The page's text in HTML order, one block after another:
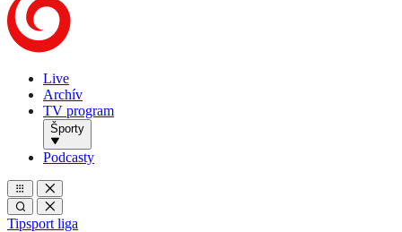
Live
Archív
TV program
Športy
Podcasty
Tipsport liga